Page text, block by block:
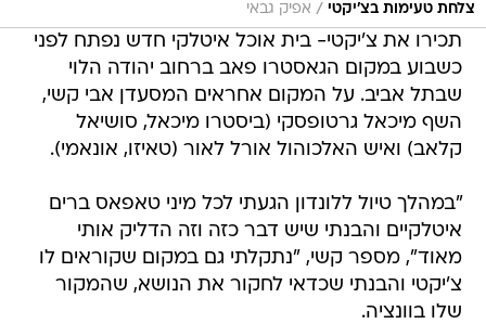
צלחת טעימות בצ'יקטי / אפיק גבאי
תכירו את צ'יקטי- בית אוכל איטלקי חדש נפתח לפני
כשבוע במקום הגאסטרו פאב ברחוב יהודה הלוי
שבתל אביב. על המקום אחראים המסעדן אבי קשי,
השף מיכאל גרטופסקי (ביסטרו מיכאל, סושיאל
קלאב) ואיש האלכוהול אורל לאור (טאיזו, אונאמי).
"במהלך טיול ללונדון הגעתי לכל מיני טאפאס ברים
איטלקיים והבנתי שיש דבר כזה וזה הדליק אותי
מאוד", מספר קשי, "נתקלתי גם במקום שקוראים לו
צ'יקטי והבנתי שכדאי לחקור את הנושא, שהמקור
שלו בוונציה.